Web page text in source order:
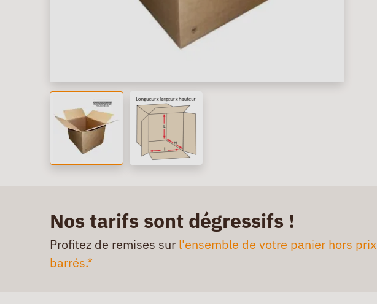
Nos tarifs sont dégressifs !
Profitez de remises sur l'ensemble de votre panier hors prix
barrés.*